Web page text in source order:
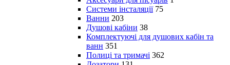
Системи інсталяції 75
Ванни 203
Душові кабіни 38
Комплектуючі для душових кабін та
ванн 351
Полиці та тримачі 362